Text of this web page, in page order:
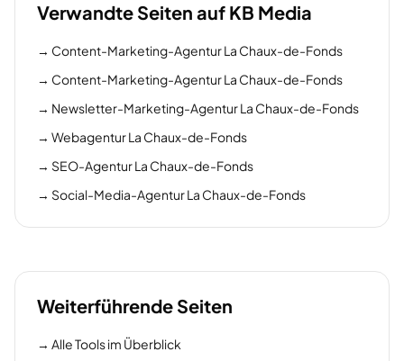
Verwandte Seiten auf KB Media
→ Content-Marketing-Agentur La Chaux-de-Fonds
→ Content-Marketing-Agentur La Chaux-de-Fonds
→ Newsletter-Marketing-Agentur La Chaux-de-Fonds
→ Webagentur La Chaux-de-Fonds
→ SEO-Agentur La Chaux-de-Fonds
→ Social-Media-Agentur La Chaux-de-Fonds
Weiterführende Seiten
→ Alle Tools im Überblick